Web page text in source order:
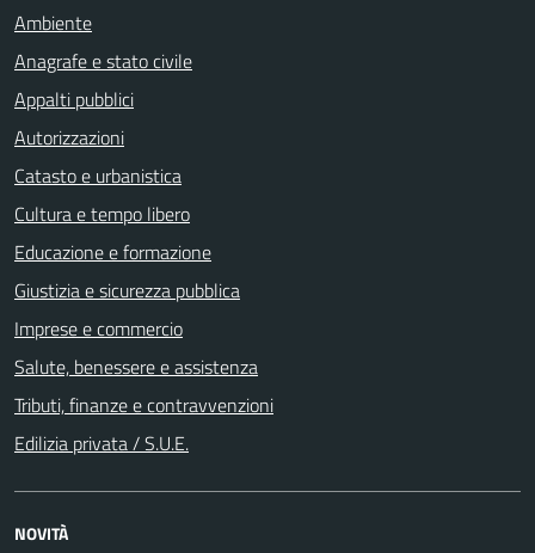
Ambiente
Anagrafe e stato civile
Appalti pubblici
Autorizzazioni
Catasto e urbanistica
Cultura e tempo libero
Educazione e formazione
Giustizia e sicurezza pubblica
Imprese e commercio
Salute, benessere e assistenza
Tributi, finanze e contravvenzioni
Edilizia privata / S.U.E.
NOVITÀ